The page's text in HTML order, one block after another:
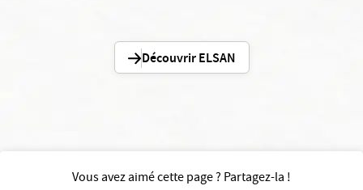
Découvrir ELSAN
Vous avez aimé cette page ? Partagez-la !